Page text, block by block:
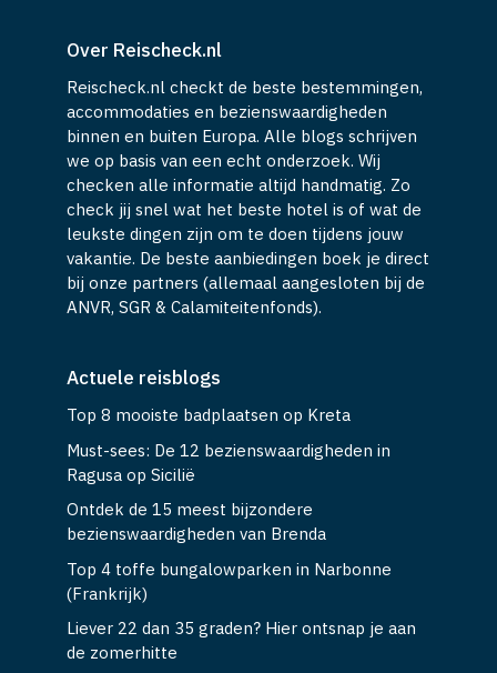
Over Reischeck.nl
Reischeck.nl checkt de beste bestemmingen,
accommodaties en bezienswaardigheden
binnen en buiten Europa. Alle blogs schrijven
we op basis van een echt onderzoek. Wij
checken alle informatie altijd handmatig. Zo
check jij snel wat het beste hotel is of wat de
leukste dingen zijn om te doen tijdens jouw
vakantie. De beste aanbiedingen boek je direct
bij onze partners (allemaal aangesloten bij de
ANVR, SGR & Calamiteitenfonds).
Actuele reisblogs
Top 8 mooiste badplaatsen op Kreta
Must-sees: De 12 bezienswaardigheden in
Ragusa op Sicilië
Ontdek de 15 meest bijzondere
bezienswaardigheden van Brenda
Top 4 toffe bungalowparken in Narbonne
(Frankrijk)
Liever 22 dan 35 graden? Hier ontsnap je aan
de zomerhitte